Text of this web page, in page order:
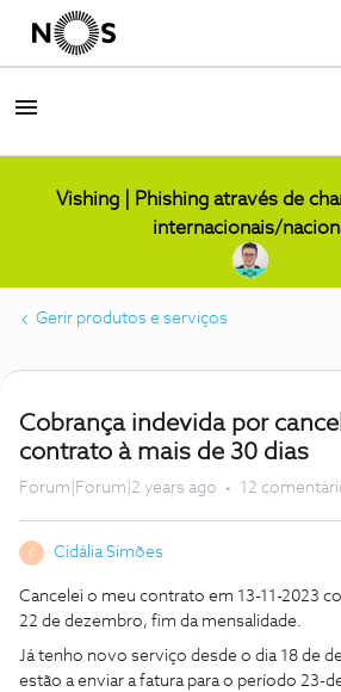
Vishing | Phishing através de
internacionais/
Gerir produtos e serviços
Cobrança indevida por
contrato à mais de 30 dias
Forum|Forum|2 years ago 12
C Cidália Simões
Cancelei o meu contrato em 13-11-2023
22 de dezembro, fim da mensalidade.
Já tenho novo serviço desde o dia 18 de
estão a enviar a fatura para o período 23-